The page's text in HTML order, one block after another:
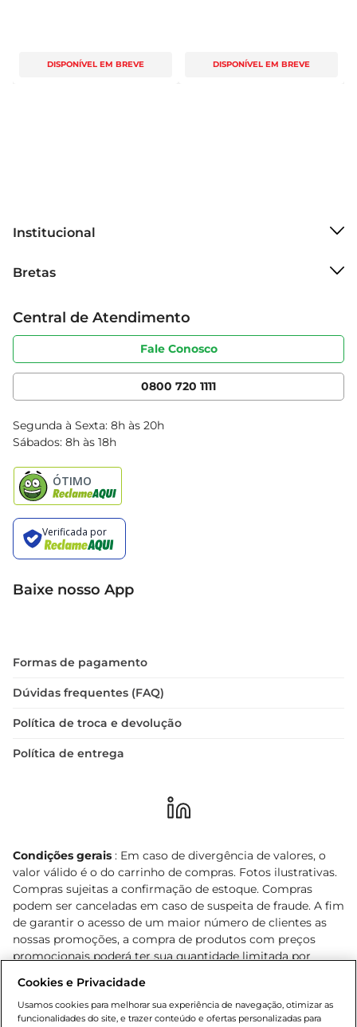
DISPONÍVEL EM BREVE DISPONÍVEL EM BREVE
Institucional
Grupo Cencosud
Sobre privacidade
Portal do fornecedor
Cencosud Media
Bretas
Produtos Bretas
Código de ética
Serviços
Clube Bretas
Blog Bretas
Black Friday
Central de Atendimento
Fale Conosco
0800 720 1111
Segunda à Sexta: 8h às 20h
Sábados: 8h às 18h
Baixe nosso App
Formas de pagamento
Dúvidas frequentes (FAQ)
Política de troca e devolução
Política de entrega
Condições gerais : Em caso de divergência de valores, o
valor válido é o do carrinho de compras. Fotos ilustrativas.
Compras sujeitas a confirmação de estoque. Compras
podem ser canceladas em caso de suspeita de fraude. A fim
de garantir o acesso de um maior número de clientes as
nossas promoções, a compra de produtos com preços
promocionais poderá ter sua quantidade limitada por
o e-commerce e válidos durante o dia de hoje, podendo
sofrer alterações sem prévia notificação. Proibida a venda
de bebidas alcoólicas para menores de 18 anos, conforme
Cookies e Privacidade
Usamos cookies para melhorar sua experiência de navegação, otimizar as
funcionalidades do site, e trazer conteúdo e ofertas personalizadas para